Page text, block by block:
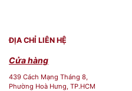
ĐỊA CHỈ LIÊN HỆ
Cửa hàng
439 Cách Mạng Tháng 8,
Phường Hoà Hưng, TP.HCM